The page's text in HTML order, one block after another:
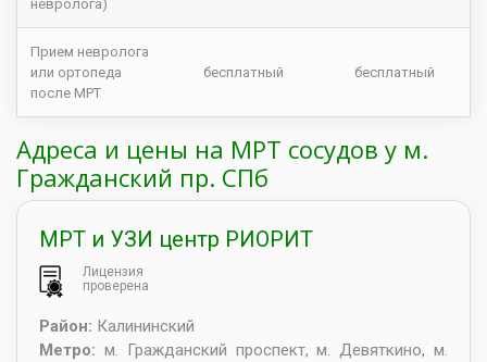
невролога)
Прием невролога
или ортопеда
после МРТ
бесплатный бесплатный
Адреса и цены на МРТ сосудов у м.
Гражданский пр. СПб
МРТ и УЗИ центр РИОРИТ
Лицензия
проверена
Район: Калининский
Метро: м. Гражданский проспект, м. Девяткино, м.